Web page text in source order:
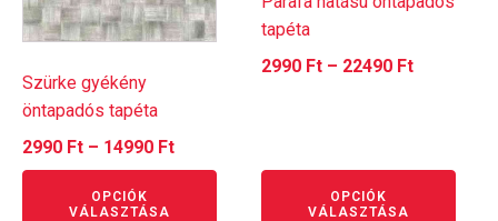
Szürke gyékény
öntapadós tapéta
2990 Ft – 14990 FtÁrtartomány:
2990 Ft
OPCIÓK
VÁLASZTÁSA
A
a
termékoldalon
választhatók
ki
tapéta
2990 Ft – 22490 Ft
OPCIÓK
VÁLASZTÁSA
A
változatok
ki